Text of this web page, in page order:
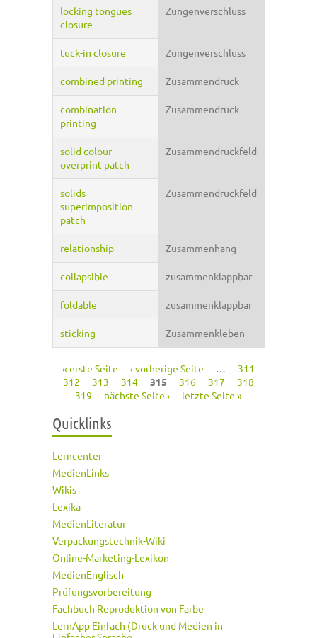
locking tongues
closure
Zungenverschluss
tuck-in closure Zungenverschluss
combined printing Zusammendruck
combination
printing
Zusammendruck
solid colour
overprint patch
Zusammendruckfeld
solids
superimposition
patch
Zusammendruckfeld
relationship Zusammenhang
collapsible zusammenklappbar
foldable zusammenklappbar
sticking Zusammenkleben
Seiten
« erste Seite ‹ vorherige Seite …
311
312
313 314 315 316 317
318
319
nächste Seite › letzte Seite »
Quicklinks
Lerncenter
MedienLinks
Wikis
Lexika
MedienLiteratur
Verpackungstechnik-Wiki
Online-Marketing-Lexikon
MedienEnglisch
Prüfungsvorbereitung
Fachbuch Reproduktion von Farbe
LernApp Einfach (Druck und Medien in